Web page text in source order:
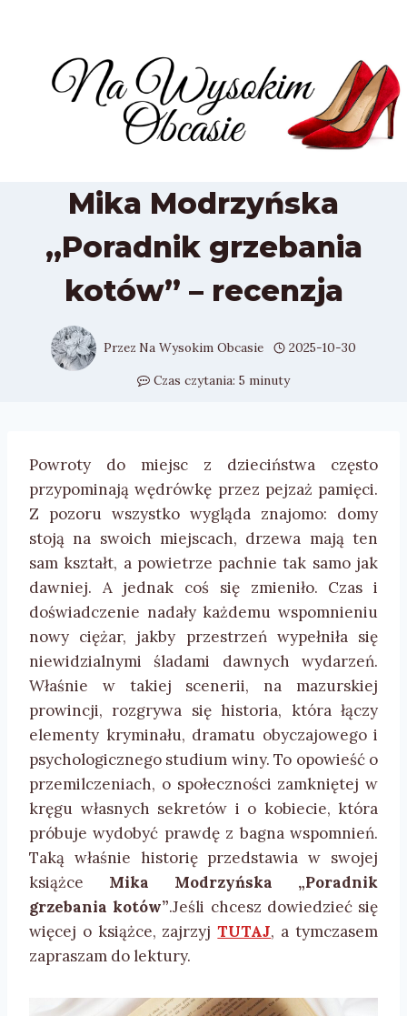
Mika Modrzyńska
„Poradnik grzebania
kotów” – recenzja
Przez Na Wysokim Obcasie
2025-10-30
Czas czytania: 5 minuty
Powroty do miejsc z dzieciństwa często
przypominają wędrówkę przez pejzaż pamięci.
Z pozoru wszystko wygląda znajomo: domy
stoją na swoich miejscach, drzewa mają ten
sam kształt, a powietrze pachnie tak samo jak
dawniej. A jednak coś się zmieniło. Czas i
doświadczenie nadały każdemu wspomnieniu
nowy ciężar, jakby przestrzeń wypełniła się
niewidzialnymi śladami dawnych wydarzeń.
Właśnie w takiej scenerii, na mazurskiej
prowincji, rozgrywa się historia, która łączy
elementy kryminału, dramatu obyczajowego i
psychologicznego studium winy. To opowieść o
przemilczeniach, o społeczności zamkniętej w
kręgu własnych sekretów i o kobiecie, która
próbuje wydobyć prawdę z bagna wspomnień.
Taką właśnie historię przedstawia w swojej
książce Mika Modrzyńska „Poradnik
grzebania kotów”.Jeśli chcesz dowiedzieć się
więcej o książce, zajrzyjTUTAJ, a tymczasem
zapraszam do lektury.